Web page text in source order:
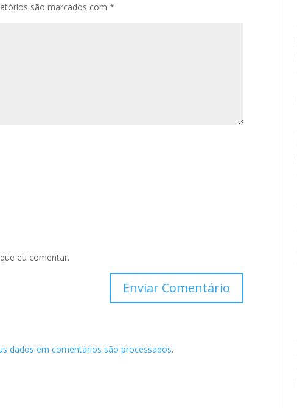
são marcados com*
eu comentar.
dados em comentários são processados.